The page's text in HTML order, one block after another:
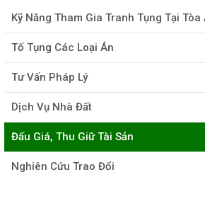
Kỹ Năng Tham Gia Tranh Tụng Tại Tòa
Tố Tụng Các Loại Án
Tư Vấn Pháp Lý
Dịch Vụ Nhà Đất
Đấu Giá, Thu Giữ Tài Sản
Nghiên Cứu Trao Đổi